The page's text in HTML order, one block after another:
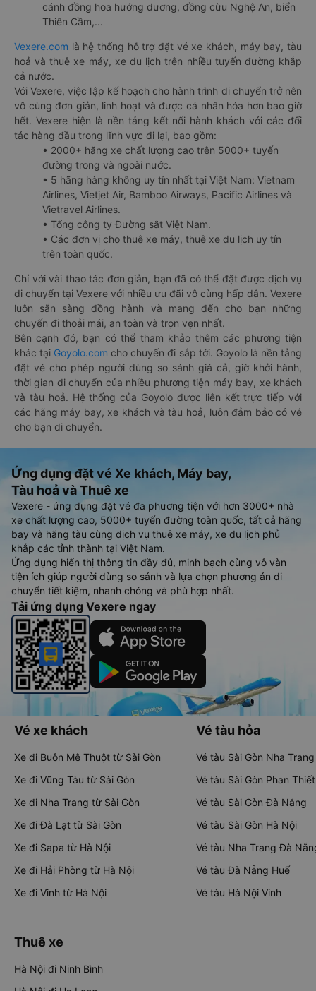
cánh đồng hoa hướng dương, đồng cừu Nghệ An, biển
Thiên Cầm,...
Vexere.com là hệ thống hỗ trợ đặt vé xe khách, máy bay, tàu
hoả và thuê xe máy, xe du lịch trên nhiều tuyến đường khắp
cả nước.
Với Vexere, việc lập kế hoạch cho hành trình di chuyển trở nên
vô cùng đơn giản, linh hoạt và được cá nhân hóa hơn bao giờ
hết. Vexere hiện là nền tảng kết nối hành khách với các đối
tác hàng đầu trong lĩnh vực đi lại, bao gồm:
• 2000+ hãng xe chất lượng cao trên 5000+ tuyến
đường trong và ngoài nước.
• 5 hãng hàng không uy tín nhất tại Việt Nam: Vietnam
Airlines, Vietjet Air, Bamboo Airways, Pacific Airlines và
Vietravel Airlines.
• Tổng công ty Đường sắt Việt Nam.
• Các đơn vị cho thuê xe máy, thuê xe du lịch uy tín
trên toàn quốc.
Chỉ với vài thao tác đơn giản, bạn đã có thể đặt được dịch vụ
di chuyển tại Vexere với nhiều ưu đãi vô cùng hấp dẫn. Vexere
luôn sẵn sàng đồng hành và mang đến cho bạn những
chuyến đi thoải mái, an toàn và trọn vẹn nhất.
Bên cạnh đó, bạn có thể tham khảo thêm các phương tiện
khác tại Goyolo.com cho chuyến đi sắp tới. Goyolo là nền tảng
đặt vé cho phép người dùng so sánh giá cả, giờ khởi hành,
thời gian di chuyển của nhiều phương tiện máy bay, xe khách
và tàu hoả. Hệ thống của Goyolo được liên kết trực tiếp với
các hãng máy bay, xe khách và tàu hoả, luôn đảm bảo có vé
cho bạn di chuyển.
Ứng dụng đặt vé Xe khách, Máy bay,
Tàu hoả và Thuê xe
Vexere - ứng dụng đặt vé đa phương tiện với hơn 3000+ nhà
xe chất lượng cao, 5000+ tuyến đường toàn quốc, tất cả hãng
bay và hãng tàu cùng dịch vụ thuê xe máy, xe du lịch phủ
khắp các tỉnh thành tại Việt Nam.
Ứng dụng hiển thị thông tin đầy đủ, minh bạch cùng vô vàn
tiện ích giúp người dùng so sánh và lựa chọn phương án di
chuyển tiết kiệm, nhanh chóng và phù hợp nhất.
Tải ứng dụng Vexere ngay
Vé xe khách
Xe đi Buôn Mê Thuột từ Sài Gòn
Xe đi Vũng Tàu từ Sài Gòn
Xe đi Nha Trang từ Sài Gòn
Xe đi Đà Lạt từ Sài Gòn
Xe đi Sapa từ Hà Nội
Xe đi Hải Phòng từ Hà Nội
Xe đi Vinh từ Hà Nội
Vé tàu hỏa
Vé tàu Sài Gòn Nha Trang
Vé tàu Sài Gòn Phan Thiết
Vé tàu Sài Gòn Đà Nẵng
Vé tàu Sài Gòn Hà Nội
Vé tàu Nha Trang Đà
Vé tàu Đà Nẵng Huế
Vé tàu Hà Nội Vinh
Thuê xe
Hà Nội đi Ninh Bình